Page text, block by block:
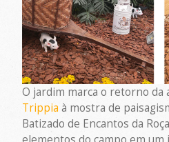
O jardim marca o retorno da
Trippia à mostra de
Batizado de Encantos da